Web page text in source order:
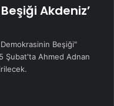
Akdeniz’
Beşiği"
Şubat'ta Ahmed Adnan